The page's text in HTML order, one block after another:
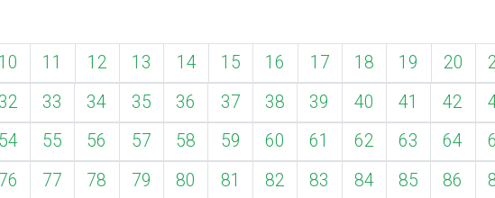
10 11 12 13 14 15 16 17 18 19 20
32 33 34 35 36 37 38 39 40 41 42
54 55 56 57 58 59 60 61 62 63 64
76 77 78 79 80 81 82 83 84 85 86